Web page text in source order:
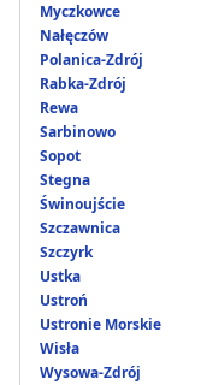
Myczkowce
Nałęczów
Polanica-Zdrój
Rabka-Zdrój
Rewa
Sarbinowo
Sopot
Stegna
Świnoujście
Szczawnica
Szczyrk
Ustka
Ustroń
Ustronie Morskie
Wisła
Wysowa-Zdrój